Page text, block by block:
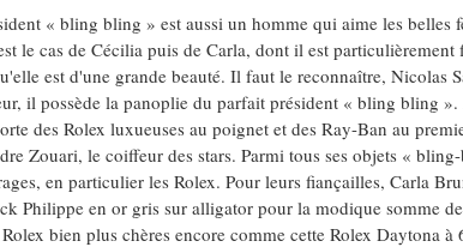
« bling bling » est aussi un homme qui aime les belles
le cas de Cécilia puis de Carla, dont il est
est d'une grande beauté. Il faut le reconnaître, Nicolas
il possède la panoplie du parfait président « bling bling
des Rolex luxueuses au poignet et des Ray-Ban au
Zouari, le coiffeur des stars. Parmi tous ses objets «
en particulier les Rolex. Pour leurs fiançailles, Carla
Philippe en or gris sur alligator pour la modique somme
Rolex bien plus chères encore comme cette Rolex Daytona